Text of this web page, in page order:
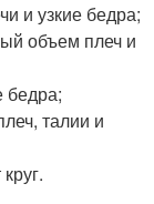
и узкие бедра;
объем плеч и
бедра;
талии и